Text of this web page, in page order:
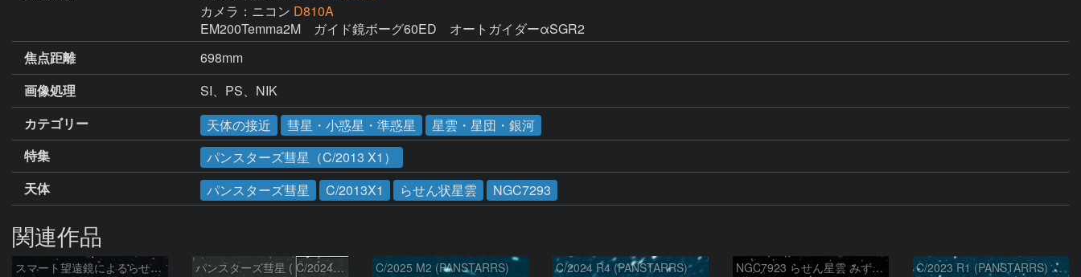
カメラ：ニコン D810A
EM200Temma2M　ガイド鏡ボーグ60ED　オートガイダーαSGR2
焦点距離
698mm
画像処理
SI、PS、NIK
カテゴリー
天体の接近 彗星・小惑星・準惑星
星雲・星団・銀河
特集
パンスターズ彗星（C/2013 X1）
天体
パンスターズ彗星 C/2013X1 らせん状星雲 NGC7293
関連作品
スマート望遠鏡によるらせん星雲 パンスターズ彗星 ( C/2024R4 )：2026/07/27 C/2025 M2 (PANSTARRS) C/2024 R4 (PANSTARRS) NGC7923 らせん星雲 みずがめ座 C/2023 R1 (PANSTARRS) の変化